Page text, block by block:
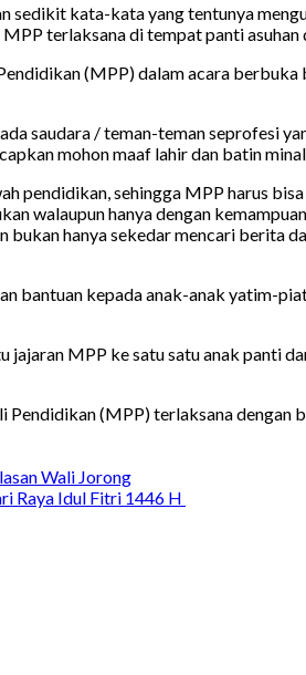
kata-kata yang tentunya
terlaksana di tempat panti asuhan
(MPP) dalam acara
saudara / teman-teman seprofesi
mohon maaf lahir dan batin
sehingga MPP harus
walaupun hanya dengan
hanya sekedar mencari berita
kepada anak-anak yatim-
MPP ke satu satu anak panti
(MPP) terlaksana dengan
Wali Jorong
Raya Idul Fitri 1446 H